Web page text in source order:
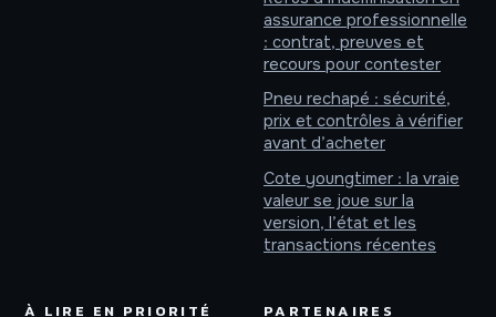
assurance professionnelle
: contrat, preuves et
recours pour contester
Pneu rechapé : sécurité,
prix et contrôles à vérifier
avant d’acheter
Cote youngtimer : la vraie
valeur se joue sur la
version, l’état et les
transactions récentes
À LIRE EN PRIORITÉ PARTENAIRES